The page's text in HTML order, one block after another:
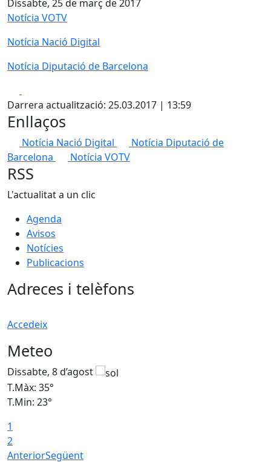
Dissabte, 25 de març de 2017
Notícia VOTV
Notícia Nació Digital
Notícia Diputació de Barcelona
Darrera actualització: 25.03.2017 | 13:59
Enllaços
Notícia Nació Digital
Notícia Diputació de
Barcelona
Notícia VOTV
RSS
L'actualitat a un clic
Agenda
Avisos
Notícies
Publicacions
Adreces i telèfons
Accedeix
Meteo
Dissabte, 8 d’agost
T.Màx: 35°
T.Min: 23°
1
2
AnteriorSegüent